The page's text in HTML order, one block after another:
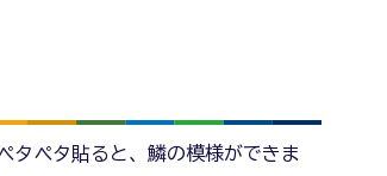
タペタ貼ると、鱗の模様ができま